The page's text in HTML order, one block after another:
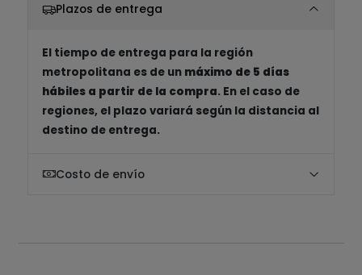
Plazos de entrega
El tiempo de entrega para la región
metropolitana es de un máximo de 5 días
hábiles a partir de la compra. En el caso de
regiones, el plazo variará según la distancia al
destino de entrega.
Costo de envío